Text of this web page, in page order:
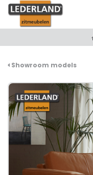
Showroom models